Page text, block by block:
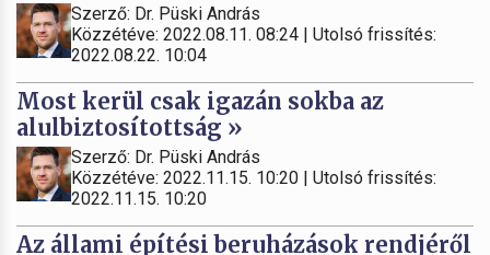
Szerző: Dr. Püski András
Közzétéve: 2022.08.11. 08:24 | Utolsó frissítés:
2022.08.22. 10:04
Most kerül csak igazán sokba az
alulbiztosítottság »
Szerző: Dr. Püski András
Közzétéve: 2022.11.15. 10:20 | Utolsó frissítés:
2022.11.15. 10:20
Az állami építési beruházások rendjéről